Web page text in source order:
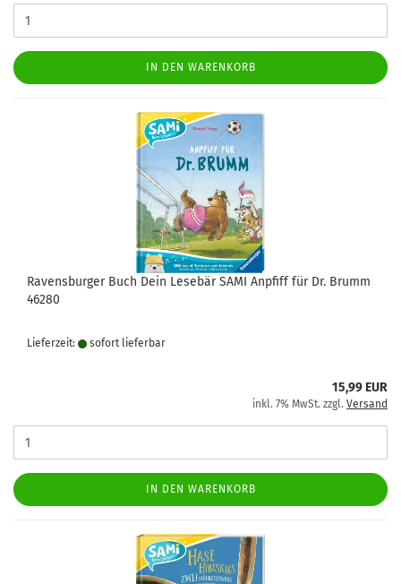
IN DEN WARENKORB
Ravensburger Buch Dein Lesebär SAMI Anpfiff für Dr. Brumm
46280
Lieferzeit: sofort lie­fer­bar
15,99 EUR
inkl. 7% MwSt. zzgl. Versand
IN DEN WARENKORB